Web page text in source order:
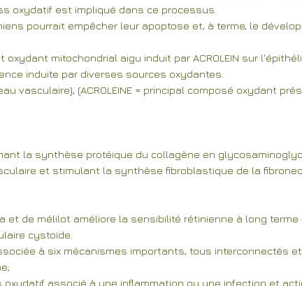
oxydatif est impliqué dans ce processus.
pourrait empêcher leur apoptose et, à terme, le
mitochondrial aigu induit par ACROLEIN sur
induite par diverses sources oxydantes.
vasculaire), (ACROLEINE = principal composé oxydant
la synthèse protéique du collagène en
et stimulant la synthèse fibroblastique de la
et de mélilot améliore la sensibilité rétinienne à long
cystoïde.
à six mécanismes importants, tous interconnectés
associé à une inflammation ou une infection et